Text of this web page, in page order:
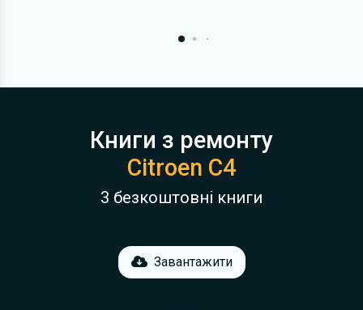
Книги з ремонту
Citroen C4
3 безкоштовні книги
Завантажити